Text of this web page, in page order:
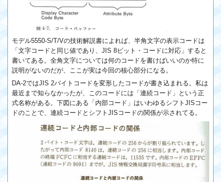
モデル5550-S/T/Vの技術解説書によれば、半角文字の表示コードは
「文字コードと同じ値であり、JIS 8ビット・コードに対応」すると
書いてある。全角文字については何のコードを書けばいいのか特に
説明がないのだが、ここが実は今回の核心部分になる。
DA-2ではJIS 2バイトコードを変形したコードが書き込まれる。私は
最近まで知らなかったが、このコードには「連続コード」という正
式名称がある。下図にある「内部コード」はいわゆるシフトJISコー
ドのことで、連続コードとシフトJISコードの関係が示されてる。